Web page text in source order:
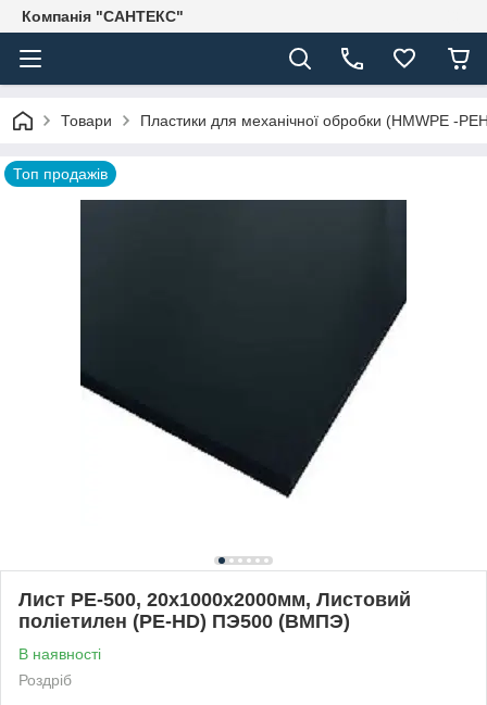
Компанія "САНТЕКС"
Товари Пластики для механічної обробки (HMWPE -
Топ продажів
Лист PE-500, 20х1000х2000мм, Листовий
поліетилен (PE-HD) ПЭ500 (ВМПЭ)
В наявності
Роздріб